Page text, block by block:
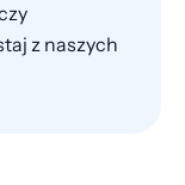
z naszych